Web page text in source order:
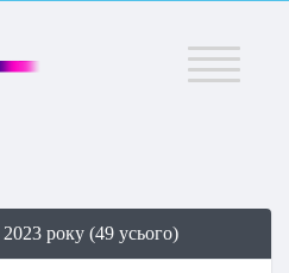
Меню
року (49 усього)